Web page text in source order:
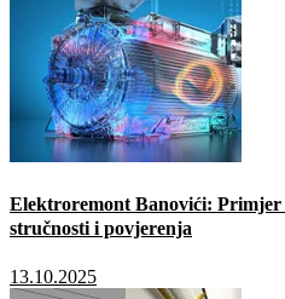
Elektroremont Banovići:
stručnosti i povjerenja
13.10.2025